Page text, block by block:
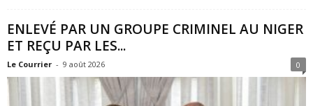
ENLEVÉ PAR UN GROUPE CRIMINEL AU NIGER
ET REÇU PAR LES...
Le Courrier - 9 août 2026 0